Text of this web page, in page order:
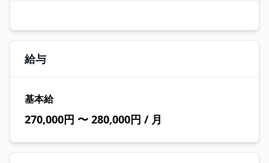
給与
基本給
270,000円 〜 280,000円 / 月